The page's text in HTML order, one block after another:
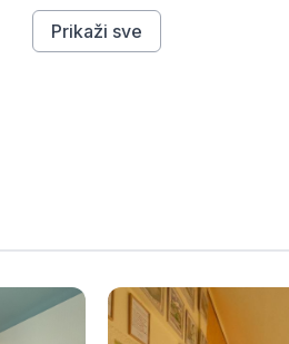
Prikaži sve